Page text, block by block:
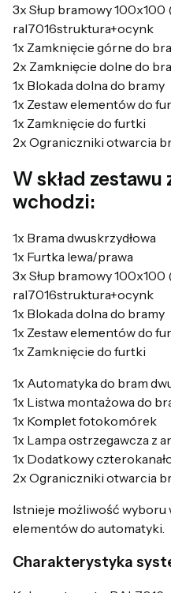
3x Słup bramowy 100x100
ral7016struktura+ocynk
1x Zamknięcie górne do
2x Zamknięcie dolne do
1x Blokada dolna do bramy
1x Zestaw elementów do
1x Zamknięcie do furtki
2x Ograniczniki otwarcia
W skład
wchodzi:
1x Brama dwuskrzydłowa
1x Furtka lewa/prawa
3x Słup bramowy 100x100
ral7016struktura+ocynk
1x Blokada dolna do bramy
1x Zestaw elementów do
1x Zamknięcie do furtki
1x Automatyka do bram
1x Listwa montażowa do
1x Komplet fotokomórek
1x Lampa ostrzegawcza z
1x Dodatkowy
2x Ograniczniki otwarcia
Istnieje możliwość
elementów do automatyki.
Charakterystyka